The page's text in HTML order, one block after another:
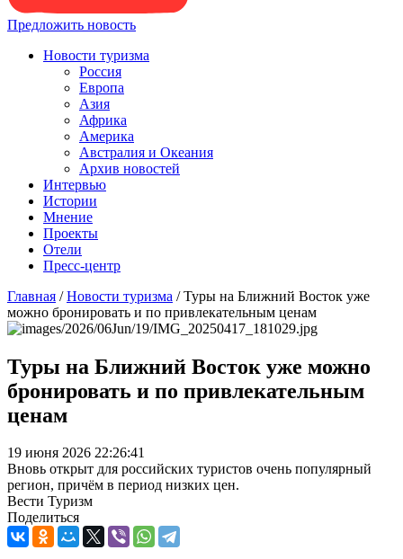
Предложить новость
Новости туризма
Россия
Европа
Азия
Африка
Америка
Австралия и Океания
Архив новостей
Интервью
Истории
Мнение
Проекты
Отели
Пресс-центр
Главная /Новости туризма /Туры на Ближний Восток уже
можно бронировать и по привлекательным ценам
Туры на Ближний Восток уже можно
бронировать и по привлекательным
ценам
19 июня 2026 22:26:41
Вновь открыт для российских туристов очень популярный
регион, причём в период низких цен.
Вести Туризм
Поделиться